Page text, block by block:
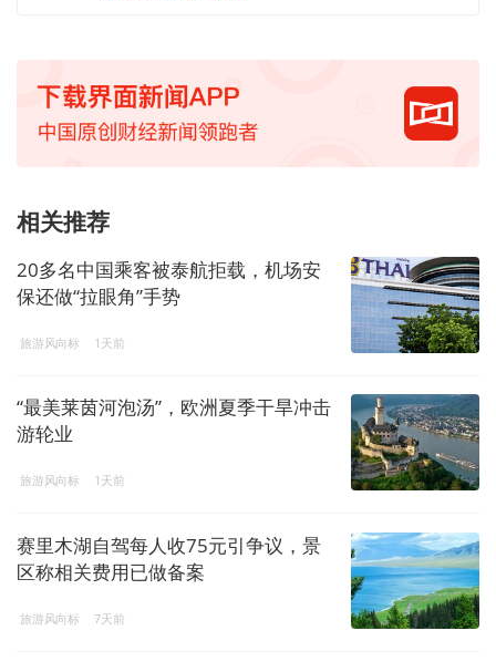
相关推荐
20多名中国乘客被泰航拒载，机场安
保还做“拉眼角”手势
旅游风向标 1天前
“最美莱茵河泡汤”，欧洲夏季干旱冲击
游轮业
旅游风向标 1天前
赛里木湖自驾每人收75元引争议，景
区称相关费用已做备案
旅游风向标 7天前